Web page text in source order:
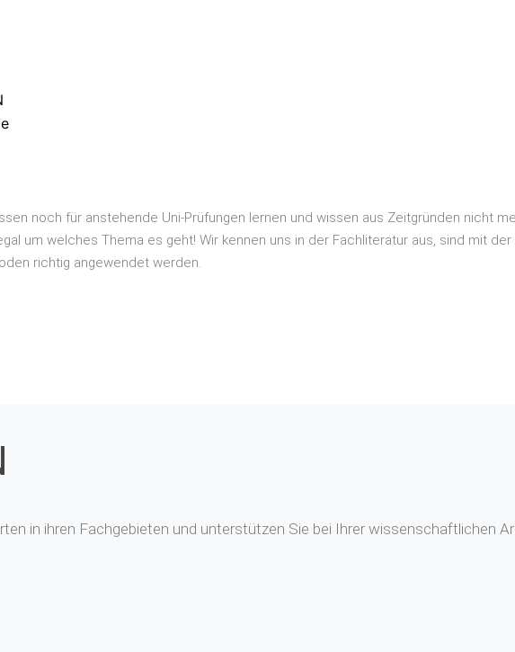
noch für anstehende Uni-Prüfungen lernen und wissen aus Zeitgründen nicht
um welches Thema es geht! Wir kennen uns in der Fachliteratur aus, sind mit
richtig angewendet werden.
in ihren Fachgebieten und unterstützen Sie bei Ihrer wissenschaftlichen